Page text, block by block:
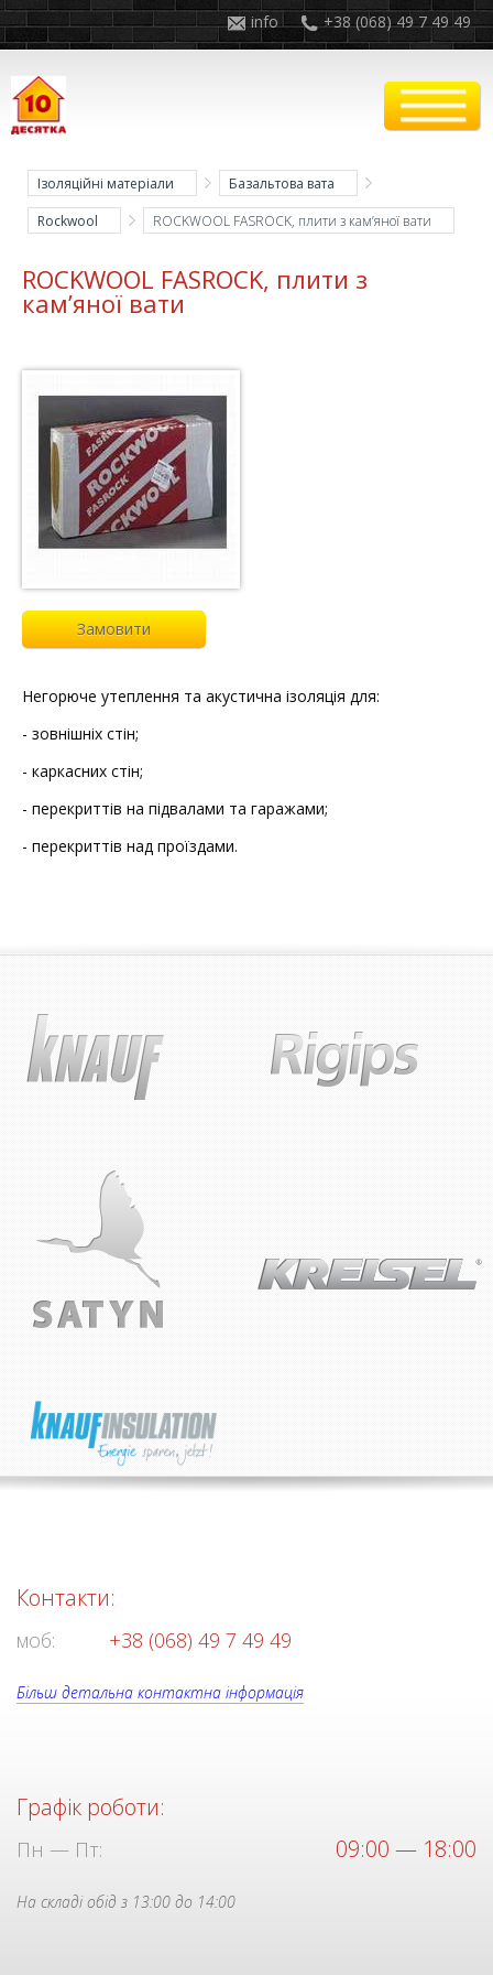
+38 (068) 49 7 49 49
info
Ізоляційні матеріали
Базальтова вата
Rockwool
ROCKWOOL FASROCK, плити з кам’яної вати
ROCKWOOL FASROCK, плити з
кам’яної вати
Замовити
Негорюче утеплення та акустична ізоляція для:
- зовнішніх стін;
- каркасних стін;
- перекриттів на підвалами та гаражами;
- перекриттів над проїздами.
Контакти:
моб: +38 (068) 49 7 49 49
Більш детальна контактна інформація
Графік роботи:
Пн — Пт: 09:00 — 18:00
На складі обід з 13:00 до 14:00